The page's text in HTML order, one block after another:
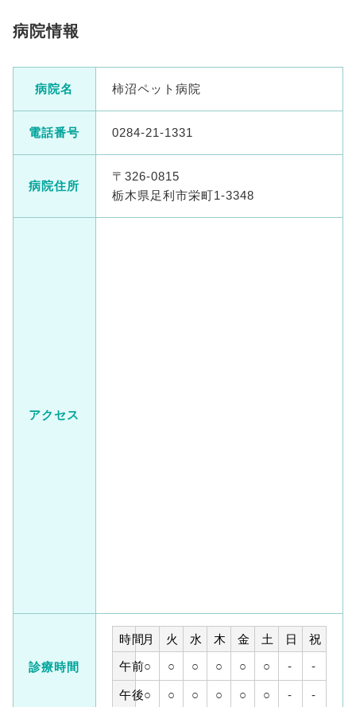
病院情報
病院名 柿沼ペット病院
電話番号 0284-21-1331
病院住所
〒326-0815
栃木県足利市栄町1-3348
アクセス
診療時間
時間月 火 水 木 金 土 日
祝
午前○ ○ ○ ○ ○ ○ - -
午後○ ○ ○ ○ ○ ○ - -